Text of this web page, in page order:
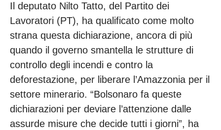
Il deputato Nilto Tatto, del Partito dei
Lavoratori (PT), ha qualificato come molto
strana questa dichiarazione, ancora di più
quando il governo smantella le strutture di
controllo degli incendi e contro la
deforestazione, per liberare l’Amazzonia per il
settore minerario. “Bolsonaro fa queste
dichiarazioni per deviare l’attenzione dalle
assurde misure che decide tutti i giorni”, ha